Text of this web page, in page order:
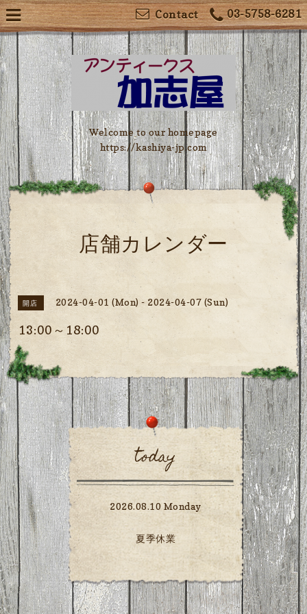
03-5758-6281
Contact
Welcome to our homepage
https://kashiya-jp.com
店舗カレンダー
開店 2024-04-01 (Mon) - 2024-04-07 (Sun)
13:00～18:00
today
2026.08.10 Monday
夏季休業